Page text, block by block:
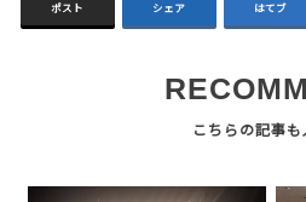
ポスト シェア はてブ